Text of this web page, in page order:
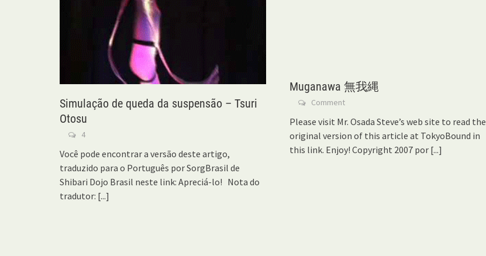
Simulação de queda da suspensão – Tsuri
Otosu
4
Você pode encontrar a versão deste artigo,
traduzido para o Português por SorgBrasil de
Shibari Dojo Brasil neste link: Apreciá-lo! Nota do
tradutor: [...]
Muganawa 無我縄
Comment
Please visit Mr. Osada Steve’s web site to read the
original version of this article at TokyoBound in
this link. Enjoy! Copyright 2007 por [...]